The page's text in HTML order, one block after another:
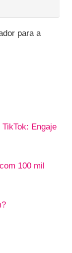
para a
Engaje
100 mil